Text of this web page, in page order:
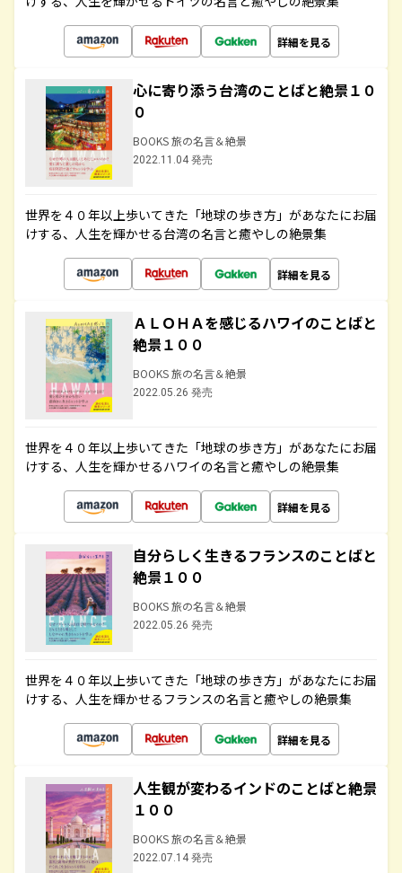
詳細を見る
心に寄り添う台湾のことばと絶景１０
０
BOOKS 旅の名言＆絶景
2022.11.04 発売
世界を４０年以上歩いてきた「地球の歩き方」があなたにお届
けする、人生を輝かせる台湾の名言と癒やしの絶景集
詳細を見る
ＡＬＯＨＡを感じるハワイのことばと
絶景１００
BOOKS 旅の名言＆絶景
2022.05.26 発売
世界を４０年以上歩いてきた「地球の歩き方」があなたにお届
けする、人生を輝かせるハワイの名言と癒やしの絶景集
詳細を見る
自分らしく生きるフランスのことばと
絶景１００
BOOKS 旅の名言＆絶景
2022.05.26 発売
世界を４０年以上歩いてきた「地球の歩き方」があなたにお届
けする、人生を輝かせるフランスの名言と癒やしの絶景集
詳細を見る
人生観が変わるインドのことばと絶景
１００
BOOKS 旅の名言＆絶景
2022.07.14 発売